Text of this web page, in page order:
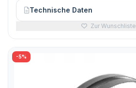
Technische Daten
Zur Wunschliste
-5%